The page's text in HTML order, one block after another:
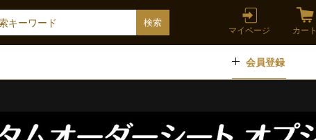
マイページ カート
会員登録